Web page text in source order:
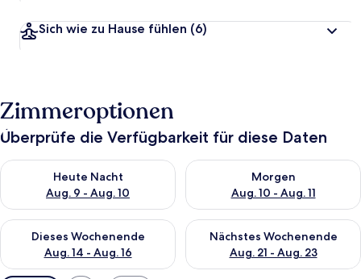
Sich wie zu Hause fühlen (6)
Zimmeroptionen
Überprüfe die Verfügbarkeit für diese Daten
Heute Nacht
Aug. 9 - Aug. 10
Überprüfe die Verfügbarkeit für heute Nacht, Aug. 9 - Aug.
Morgen
Aug. 10 - Aug. 11
Überprüfe die Verfügbarkeit
Dieses Wochenende
Aug. 14 - Aug. 16
Überprüfe die Verfügbarkeit für dieses Wochenende, Aug. 14
Nächstes Wochenende
Aug. 21 - Aug. 23
Überprüfe die Verfügbarkeit